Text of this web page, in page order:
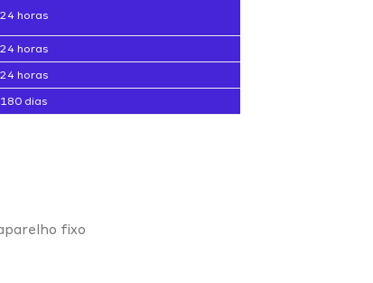
24 horas
24 horas
24 horas
180 dias
fixo